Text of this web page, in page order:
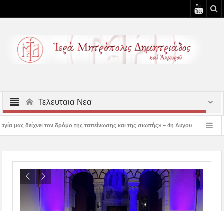
Τελευταια Νεα
της ταπείνωσης και της σιωπής» – 4η Αυγουστιάτικη Παράκληση στην